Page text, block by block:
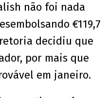
não foi nada
€119,7
decidiu que
por mais que
em janeiro.